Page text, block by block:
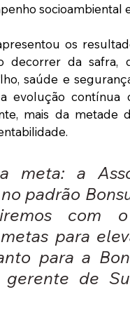
socioambiental
os
decorrer da safra,
saúde e
evolução
mais da metade
a meta: a
padrão
com o
para
para a
de